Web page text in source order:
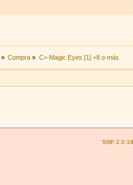
» Compra » C> Magic Eyes [1] +8 o más
SMF 2.0.19